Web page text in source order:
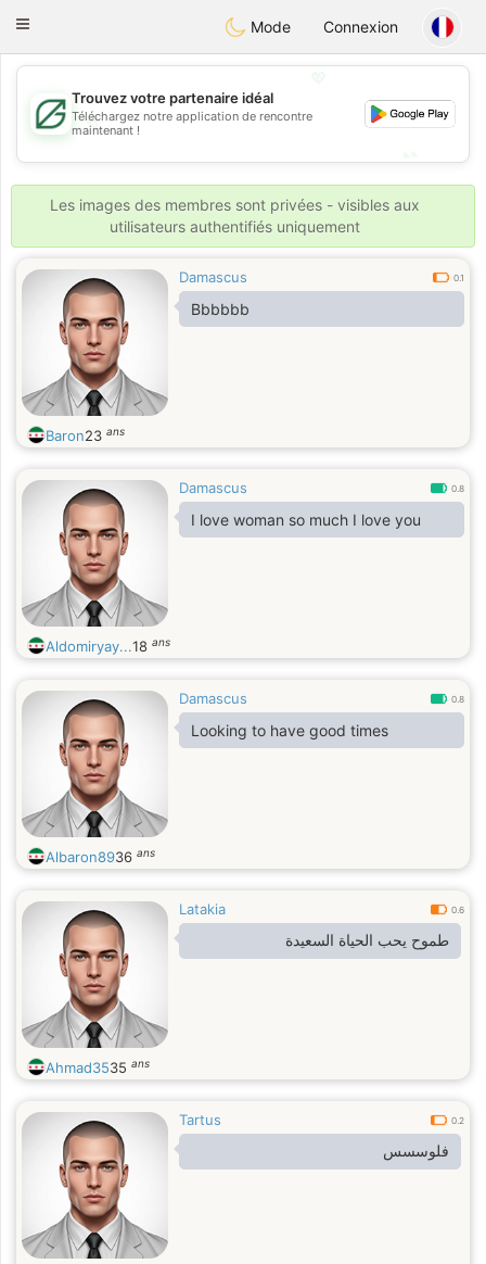
Gulf Dating
Toggle
Mode Connexion
💖
💕
Trouvez votre partenaire idéal
Téléchargez notre application de rencontre
maintenant !
Les images des membres sont privées - visibles aux
utilisateurs authentifiés uniquement
Damascus 0.1
Bbbbbb
Baron23 ans
Damascus 0.8
I love woman so much I love you
Aldomiryay...18 ans
Damascus 0.8
Looking to have good times
Albaron8936 ans
Latakia 0.6
طموح يحب الحياة السعيدة
Ahmad3535 ans
Tartus 0.2
فلوسسس